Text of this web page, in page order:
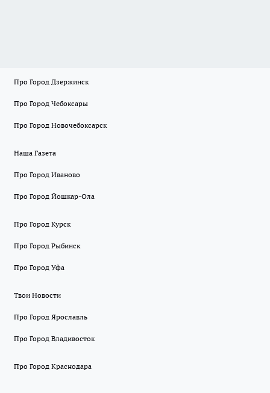
Про Город Дзержинск
Про Город Чебоксары
Про Город Новочебоксарск
Наша Газета
Про Город Иваново
Про Город Йошкар-Ола
Про Город Курск
Про Город Рыбинск
Про Город Уфа
Твои Новости
Про Город Ярославль
Про Город Владивосток
Про Город Краснодара